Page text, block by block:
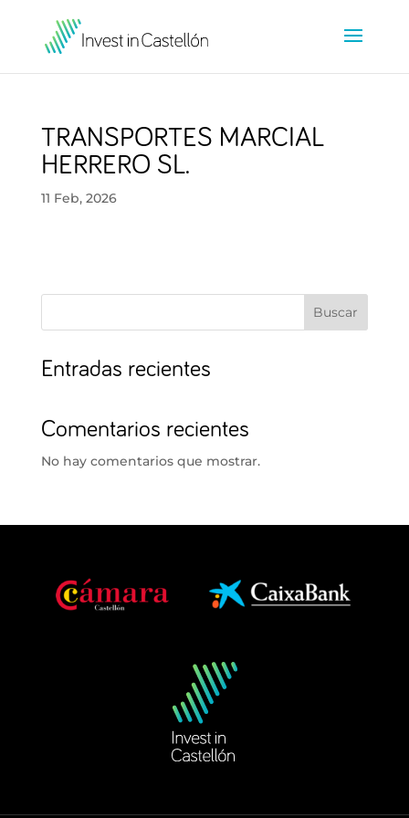
TRANSPORTES MARCIAL
HERRERO SL.
11 Feb, 2026
Buscar
Entradas recientes
Comentarios recientes
No hay comentarios que mostrar.